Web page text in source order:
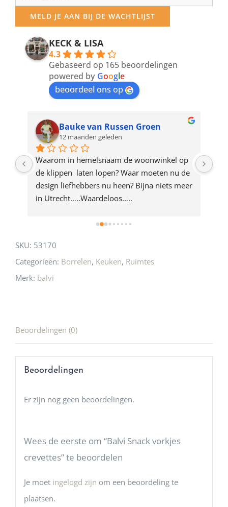
your
email
address
product
MELD JE AAN BIJ DE WACHTLIJST
KECK & LISA
4.3
Gebaseerd op 165 beoordelingen
powered by Google
beoordeel ons op
Bauke van Russen Groen
12 maanden geleden
Waarom in hemelsnaam de woonwinkel op
de klippen  laten lopen? Waar moeten nu de
design liefhebbers nu heen? Bijna niets meer
in Utrecht…..Waardeloos…..
SKU: 53170
Categorieën: Borrelen, Keuken, Ruimtes
Merk: balvi
Beoordelingen (0)
Beoordelingen
Er zijn nog geen beoordelingen.
Wees de eerste om “Balvi Snack vorkjes
crevettes” te beoordelen
Je moet ingelogd zijn om een beoordeling te
plaatsen.